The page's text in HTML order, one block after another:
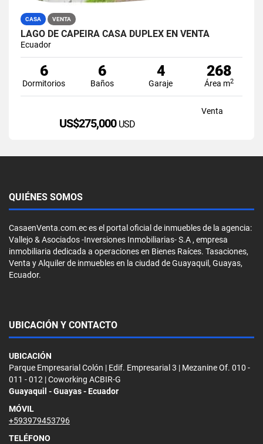
CASA VENTA
LAGO DE CAPEIRA CASA DUPLEX EN VENTA
Ecuador
6
Dormitorios
6
Baños
4
Garaje
268
Área m2
Venta
US$275,000 USD
QUIÉNES SOMOS
CasaenVenta.com.ec es el portal oficial de inmuebles de la agencia:
Vallejo & Asociados -Inversiones Inmobiliarias- S.A , empresa
inmobiliaria dedicada a operaciones en Bienes Raíces. Tasaciones,
Venta y Alquiler de inmuebles en la ciudad de Guayaquil, Guayas,
Ecuador.
UBICACIÓN Y CONTACTO
UBICACIÓN
Parque Empresarial Colón | Edif. Empresarial 3 | Mezanine Of. 010 -
011 - 012 | Coworking ACBIR-G
Guayaquil - Guayas - Ecuador
MÓVIL
+593979453796
TELÉFONO